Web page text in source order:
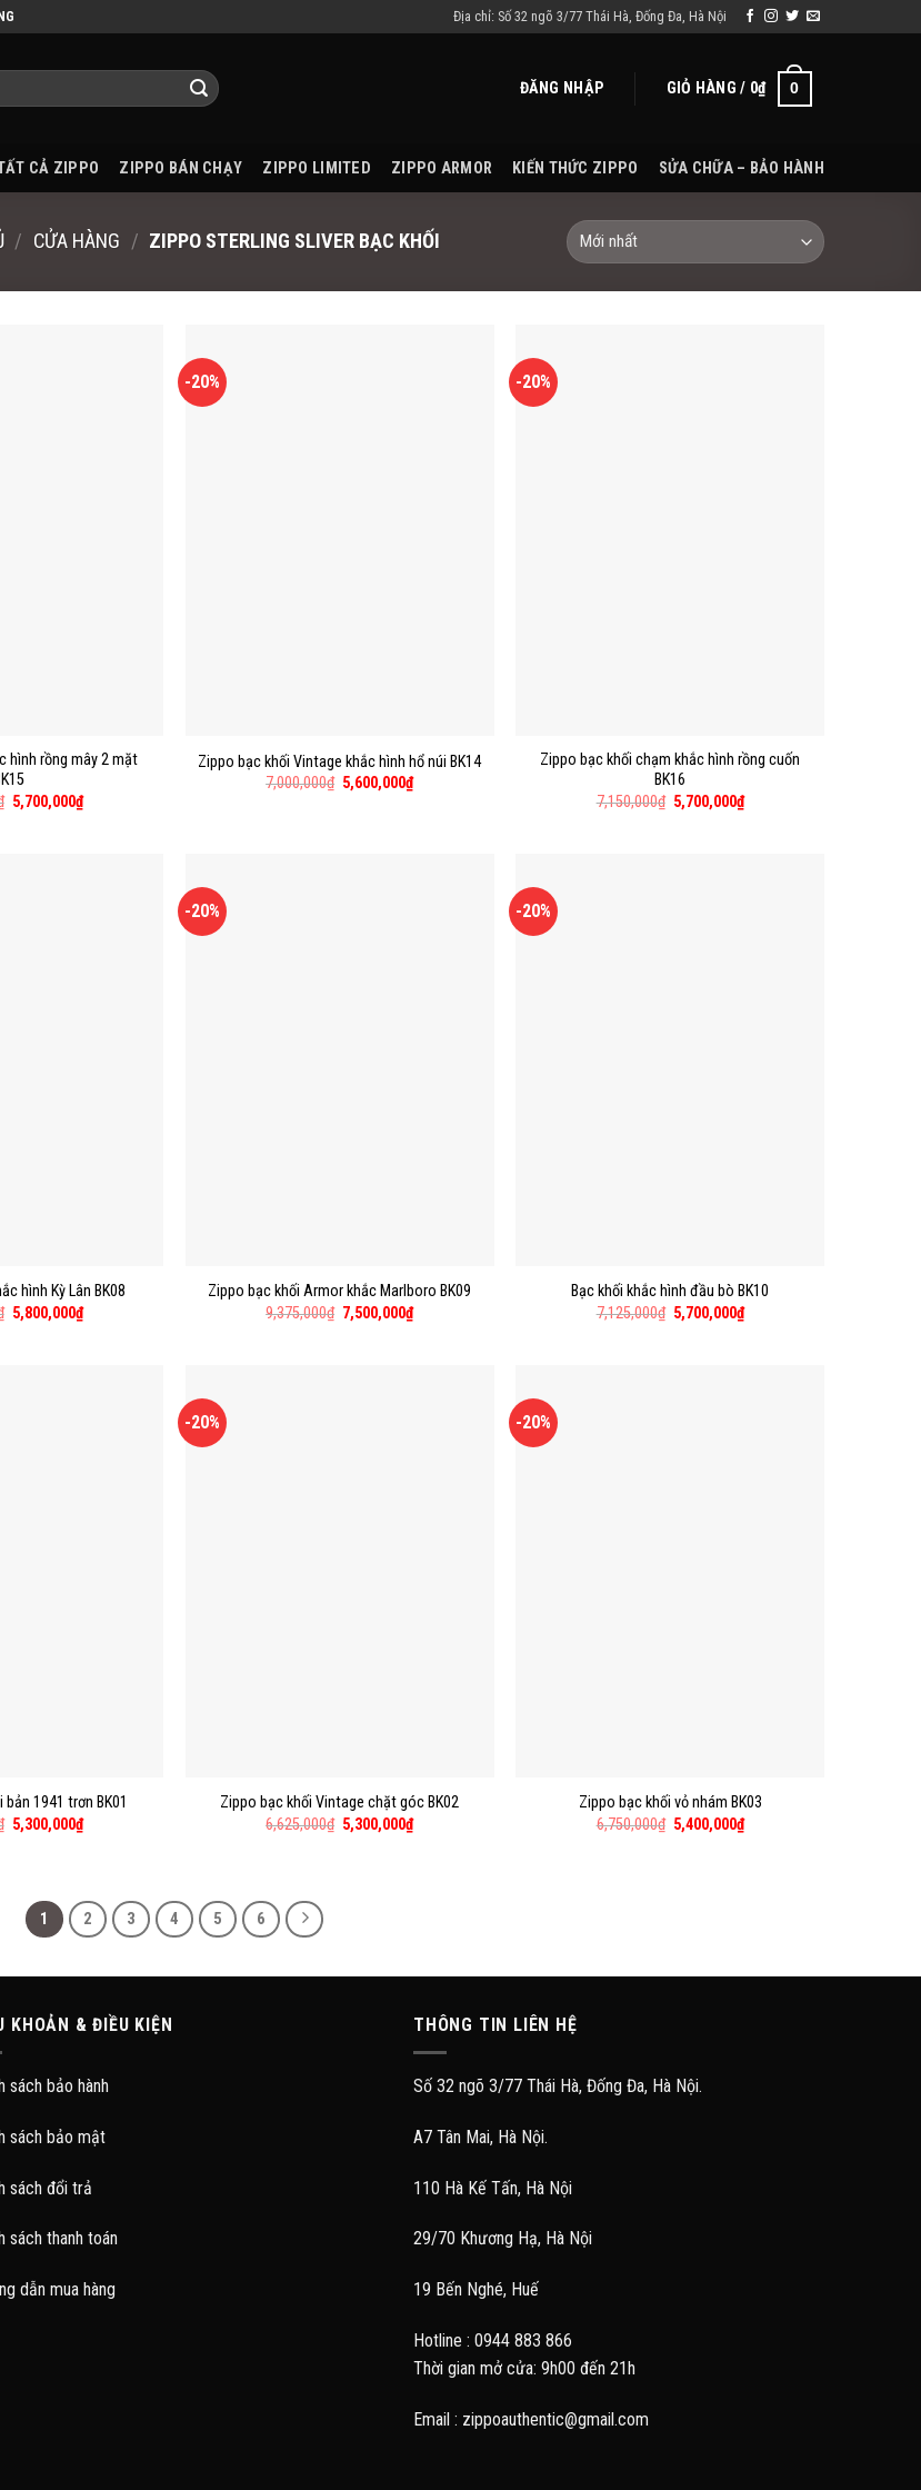
Địa chỉ: Số 32 ngõ 3/77 Thái Hà, Đống Đa, Hà Nội
ĐĂNG NHẬP GIỎ HÀNG / 0₫ 0
CẢ ZIPPO ZIPPO BÁN CHẠY ZIPPO LIMITED ZIPPO ARMOR KIẾN THỨC ZIPPO SỬA CHỮA – BẢO HÀNH
/ CỬA HÀNG / ZIPPO STERLING SLIVER BẠC KHỐI
hình rồng mây 2 mặt
5,700,000₫
-20%
Zippo bạc khối Vintage khắc hình hổ núi BK14
7,000,000₫ 5,600,000₫
-20%
Zippo bạc khối chạm khắc hình rồng cuốn
BK16
7,150,000₫ 5,700,000₫
hình Kỳ Lân BK08
5,800,000₫
-20%
Zippo bạc khối Armor khắc Marlboro BK09
9,375,000₫ 7,500,000₫
-20%
Bạc khối khắc hình đầu bò BK10
7,125,000₫ 5,700,000₫
1941 trơn BK01
5,300,000₫
-20%
Zippo bạc khối Vintage chặt góc BK02
6,625,000₫ 5,300,000₫
-20%
Zippo bạc khối vỏ nhám BK03
6,750,000₫ 5,400,000₫
1 2 3 4 5 6
KHOẢN & ĐIỀU KIỆN
sách bảo hành
sách bảo mật
sách đổi trả
sách thanh toán
dẫn mua hàng
THÔNG TIN LIÊN HỆ
Số 32 ngõ 3/77 Thái Hà, Đống Đa, Hà Nội.
A7 Tân Mai, Hà Nội.
110 Hà Kế Tấn, Hà Nội
29/70 Khương Hạ, Hà Nội
19 Bến Nghé, Huế
Hotline : 0944 883 866
Thời gian mở cửa: 9h00 đến 21h
Email : zippoauthentic@gmail.com